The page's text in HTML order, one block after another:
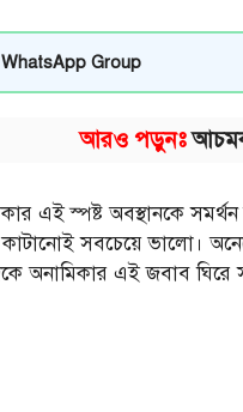
WhatsApp Group
আরও পড়ুনঃ
এই স্পষ্ট অবস্থানকে
সবচেয়ে ভালো।
অনামিকার এই জবাব ঘিরে